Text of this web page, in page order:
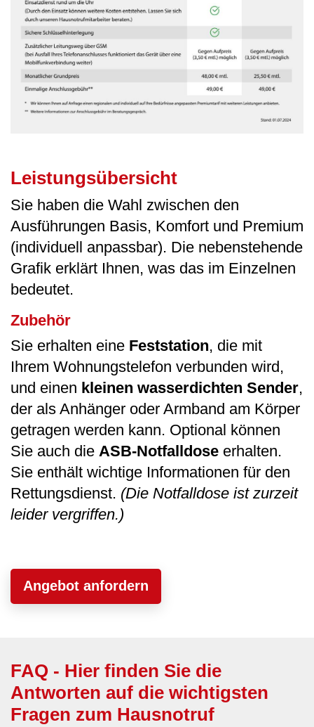
Leistungsübersicht
Sie haben die Wahl zwischen den
Ausführungen Basis, Komfort und Premium
(individuell anpassbar). Die nebenstehende
Grafik erklärt Ihnen, was das im Einzelnen
bedeutet.
Zubehör
Sie erhalten eine Feststation, die mit
Ihrem Wohnungstelefon verbunden wird,
und einen kleinen wasserdichten Sender,
der als Anhänger oder Armband am Körper
getragen werden kann. Optional können
Sie auch die ASB-Notfalldose erhalten.
Sie enthält wichtige Informationen für den
Rettungsdienst. (Die Notfalldose ist zurzeit
leider vergriffen.)
Angebot anfordern
FAQ - Hier finden Sie die
Antworten auf die wichtigsten
Fragen zum Hausnotruf